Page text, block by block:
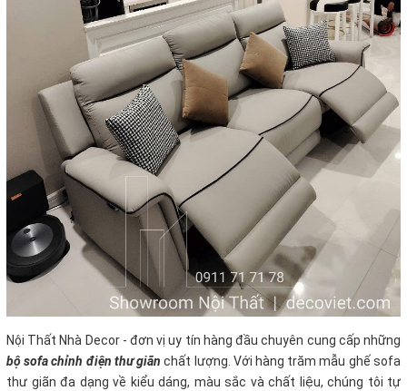
Nội Thất Nhà Decor - đơn vị uy tín hàng đầu chuyên cung cấp những
bộ sofa chỉnh điện thư giãn chất lượng. Với hàng trăm mẫu ghế sofa
thư giãn đa dạng về kiểu dáng, màu sắc và chất liệu, chúng tôi tự